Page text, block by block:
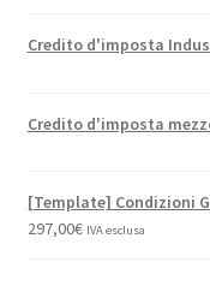
Credito d'imposta
Credito d'imposta
[Template] Condizioni
297,00€ IVA esclusa